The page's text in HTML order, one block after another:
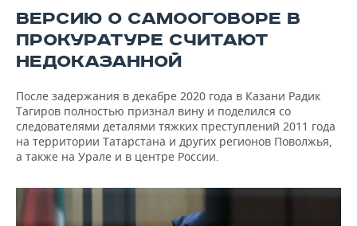
ВЕРСИЮ О САМООГОВОРЕ В
ПРОКУРАТУРЕ СЧИТАЮТ
НЕДОКАЗАННОЙ
После задержания в декабре 2020 года в Казани Радик
Тагиров полностью признал вину и поделился со
следователями деталями тяжких преступлений 2011 года
на территории Татарстана и других регионов Поволжья,
а также на Урале и в центре России.